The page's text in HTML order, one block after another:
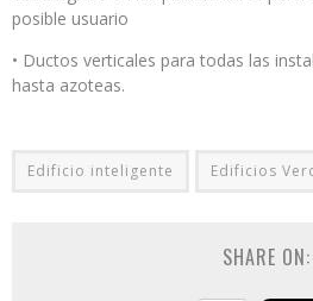
posible usuario
• Ductos verticales para todas las
hasta azoteas.
Edificio inteligente Edificios
SHARE ON: